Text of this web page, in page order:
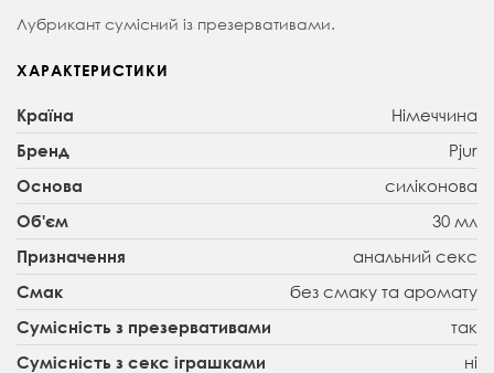
Лубрикант сумісний із презервативами.
ХАРАКТЕРИСТИКИ
Країна Німеччина
Бренд Рjur
Основа силіконова
Об'єм 30 мл
Призначення анальний секс
Смак без смаку та аромату
Сумісність з презервативами так
Сумісність з секс іграшками ні